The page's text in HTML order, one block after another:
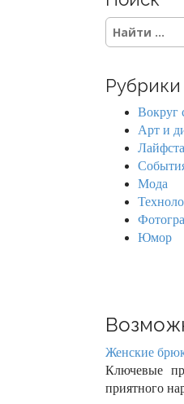
S
e
c
Рубрики
Вокруг
Арт и
Мода
Юмор
Женские
Ключевые
приятного